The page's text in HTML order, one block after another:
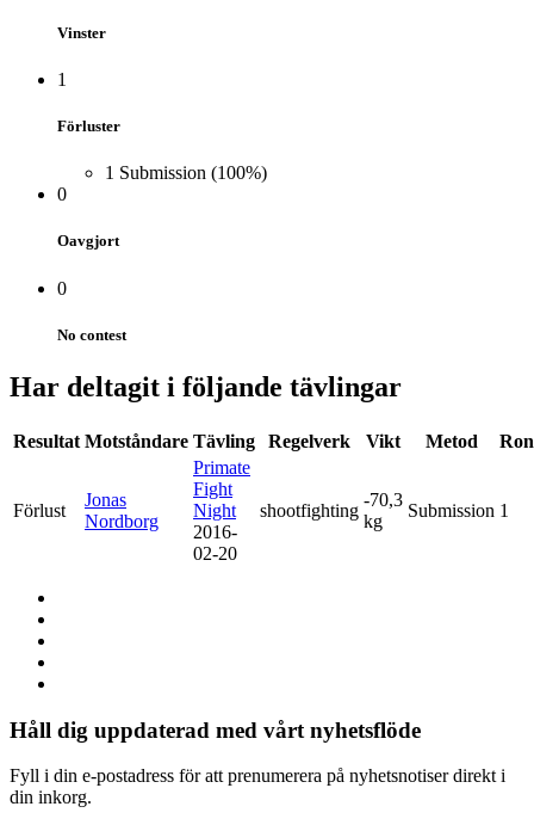
Vinster
1
Förluster
1 Submission (100%)
0
Oavgjort
0
No contest
Har deltagit i följande tävlingar
Resultat Motståndare Tävling Regelverk Vikt Metod
Förlust
Jonas
Nordborg
Primate
Fight
Night
2016-
02-20
shootfighting
-70,3
kg
Submission 1
Håll dig uppdaterad med vårt nyhetsflöde
Fyll i din e-postadress för att prenumerera på nyhetsnotiser direkt i
din inkorg.